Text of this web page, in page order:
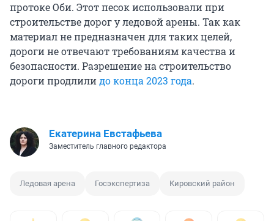
протоке Оби. Этот песок использовали при
строительстве дорог у ледовой арены. Так как
материал не предназначен для таких целей,
дороги не отвечают требованиям качества и
безопасности. Разрешение на строительство
дороги продлилидо конца 2023 года.
Екатерина Евстафьева
Заместитель главного редактора
Ледовая арена Госэкспертиза Кировский район